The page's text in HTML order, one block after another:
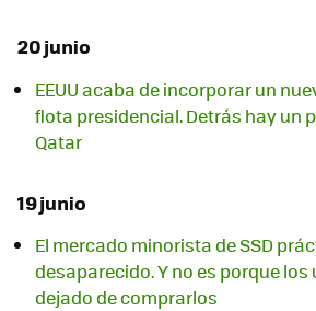
20 junio
EEUU acaba de incorporar un
flota presidencial. Detrás hay un
Qatar
19 junio
El mercado minorista de SSD
desaparecido. Y no es porque
dejado de comprarlos